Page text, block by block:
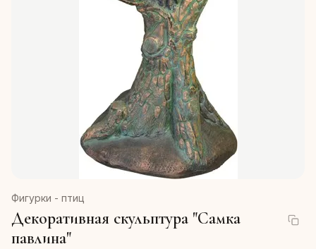
Фигурки - птиц
Декоративная скульптура "Самка
павлина"